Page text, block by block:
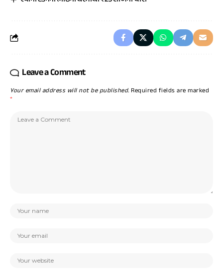
Leave a Comment
Your email address will not be published. Required fields are marked
*